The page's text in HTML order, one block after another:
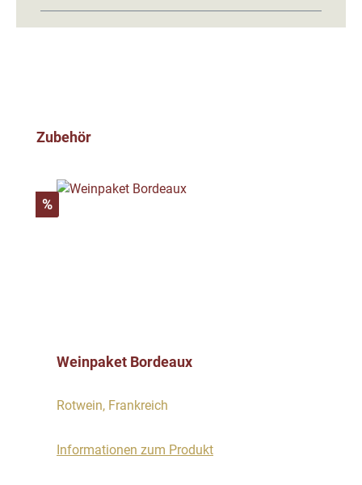
Produktgalerie überspringen
Zubehör
Rabatt
%
Weinpaket Bordeaux
Rotwein, Frankreich
Informationen zum Produkt